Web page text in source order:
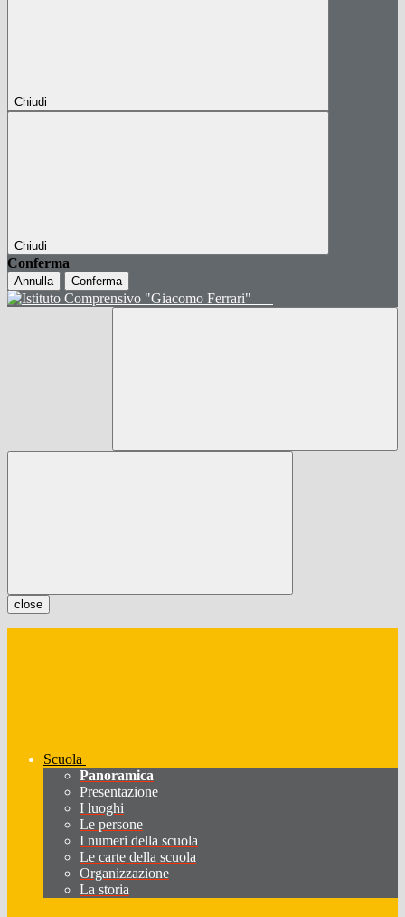
Chiudi
Chiudi
Conferma
Annulla Conferma
close
Scuola
Panoramica
Presentazione
I luoghi
Le persone
I numeri della scuola
Le carte della scuola
Organizzazione
La storia